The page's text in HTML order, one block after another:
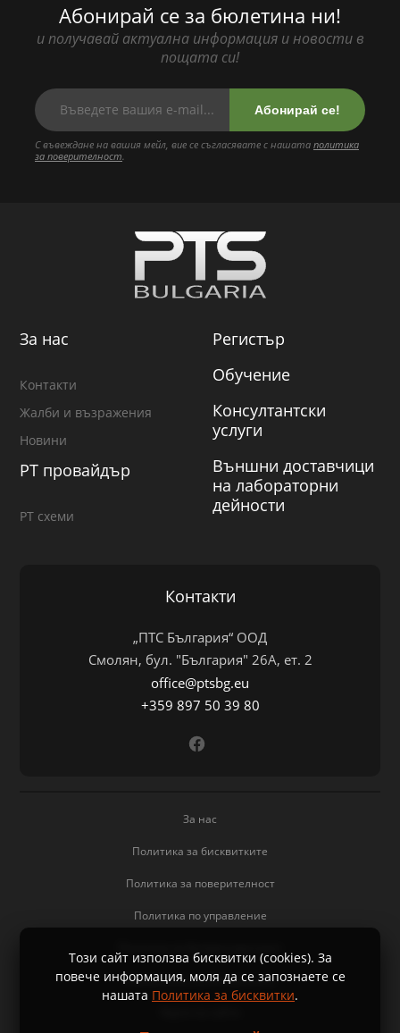
Абонирай се за бюлетина ни!
и получавай актуална информация и новости в
пощата си!
Абонирай се!
С въвеждане на вашия мейл, вие се съгласявате с нашата политика
за поверителност.
За нас
Контакти
Жалби и възражения
Новини
PT провайдър
PT схеми
Регистър
Обучение
Консултантски
услуги
Външни доставчици
на лабораторни
дейности
Контакти
„ПТС България“ ООД
Смолян, бул. "България" 26А, ет. 2
office@ptsbg.eu
+359 897 50 39 80
За нас
Политика за бисквитките
Политика за поверителност
Политика по управление
Управление на бисквитките
Този сайт използва бисквитки (cookies). За
повече информация, моля да се запознаете се
нашaтa Политика за бисквитки.